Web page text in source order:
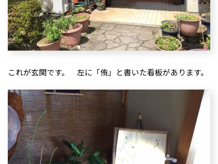
これが玄関です。 左に「侑」と書いた看板があります。